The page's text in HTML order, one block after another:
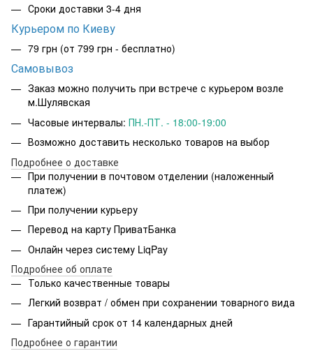
Сроки доставки 3-4 дня
Курьером по Киеву
79 грн (от 799 грн - бесплатно)
Самовывоз
Заказ можно получить при встрече с курьером возле
м.Шулявская
Часовые интервалы: ПН.-ПТ. - 18:00-19:00
Возможно доставить несколько товаров на выбор
Подробнее о доставке
При получении в почтовом отделении (наложенный
платеж)
При получении курьеру
Перевод на карту ПриватБанка
Онлайн через систему LiqPay
Подробнее об оплате
Только качественные товары
Легкий возврат / обмен при сохранении товарного вида
Гарантийный срок от 14 календарных дней
Подробнее о гарантии